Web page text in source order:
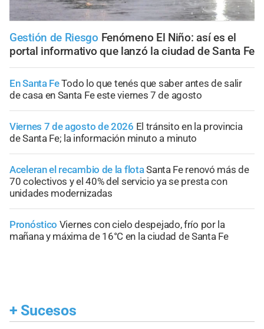
Gestión de Riesgo Fenómeno El Niño: así es el
portal informativo que lanzó la ciudad de Santa Fe
En Santa FeTodo lo que tenés que saber antes de salir
de casa en Santa Fe este viernes 7 de agosto
Viernes 7 de agosto de 2026 El tránsito en la provincia
de Santa Fe; la información minuto a minuto
Aceleran el recambio de la flotaSanta Fe renovó más de
70 colectivos y el 40% del servicio ya se presta con
unidades modernizadas
Pronóstico Viernes con cielo despejado, frío por la
mañana y máxima de 16°C en la ciudad de Santa Fe
+ Sucesos